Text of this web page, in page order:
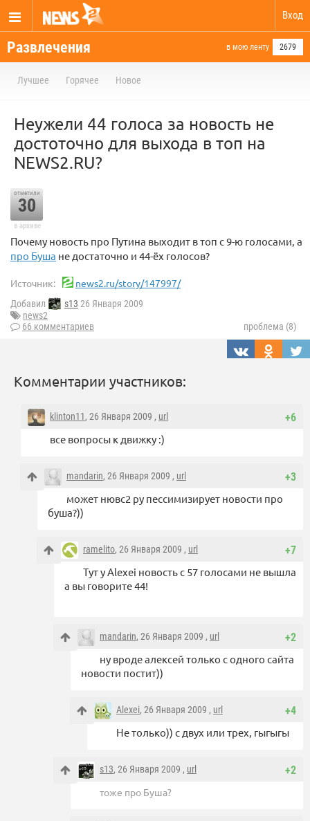
Вход
Развлечения в мою ленту 2679
Лучшее Горячее Новое
Неужели 44 голоса за новость не
достоточно для выхода в топ на
NEWS2.RU?
отметили
30
в архиве
Почему новость про Путина выходит в топ с 9-ю голосами, а
про Буша не достаточно и 44-ёх голосов?
Источник: news2.ru/story/147997/
Добавил s13 26 Января 2009
news2
66 комментариев
проблема (8)
Комментарии участников:
+6
klinton11, 26 Января 2009 , url
все вопросы к движку :)
+3
mandarin, 26 Января 2009 , url
может нювс2 ру пессимизирует новости про
буша?))
+7
ramelito, 26 Января 2009 , url
Тут у Alexei новость с 57 голосами не вышла
а вы говорите 44!
+2
mandarin, 26 Января 2009 , url
ну вроде алексей только с одного сайта
новости постит))
+4
Alexei, 26 Января 2009 , url
Не только)) с двух или трех, гыгыгы
+2
s13, 26 Января 2009 , url
тоже про Буша?